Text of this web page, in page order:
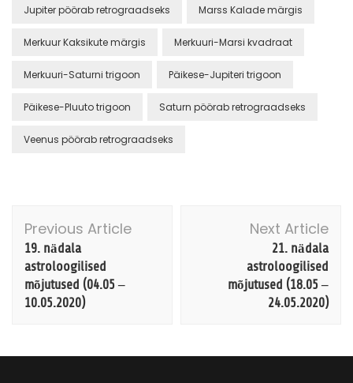
Jupiter pöörab retrograadseks Marss Kalade märgis
Merkuur Kaksikute märgis Merkuuri-Marsi kvadraat
Merkuuri-Saturni trigoon Päikese-Jupiteri trigoon
Päikese-Pluuto trigoon Saturn pöörab retrograadseks
Veenus pöörab retrograadseks
Post
Navigation
Previous Article
19. nädala
astroloogilised
mõjutused (04.05 –
10.05.2020)
Next Article
21. nädala
astroloogilised
mõjutused (18.05 –
24.05.2020)